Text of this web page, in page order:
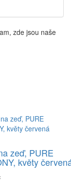
zde jsou naše
zeď, PURE
květy